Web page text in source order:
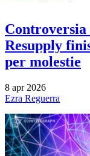
Resupply
per molestie
8 apr 2026
Ezra Reguerra